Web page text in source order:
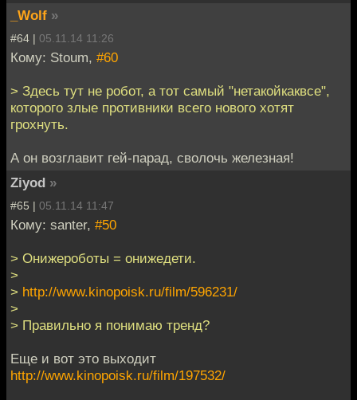
_Wolf »
#64 | 05.11.14 11:26
Кому: Stoum, #60
> Здесь тут не робот, а тот самый "нетакойкаквсе",
которого злые противники всего нового хотят
грохнуть.
А он возглавит гей-парад, сволочь железная!
Ziyod »
#65 | 05.11.14 11:47
Кому: santer, #50
> Онижероботы = онижедети.
>
> http://www.kinopoisk.ru/film/596231/
>
> Правильно я понимаю тренд?
Еще и вот это выходит
http://www.kinopoisk.ru/film/197532/